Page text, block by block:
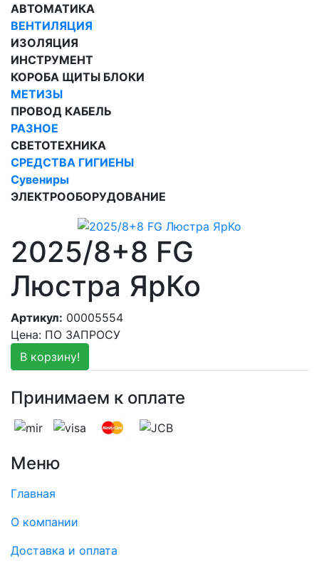
АВТОМАТИКА
ВЕНТИЛЯЦИЯ
ИЗОЛЯЦИЯ
ИНСТРУМЕНТ
КОРОБА ЩИТЫ БЛОКИ
МЕТИЗЫ
ПРОВОД КАБЕЛЬ
РАЗНОЕ
СВЕТОТЕХНИКА
СРЕДСТВА ГИГИЕНЫ
Сувениры
ЭЛЕКТРООБОРУДОВАНИЕ
2025/8+8 FG
Люстра ЯрКо
Артикул: 00005554
Цена: ПО ЗАПРОСУ
В корзину!
Принимаем к оплате
Меню
Главная
О компании
Доставка и оплата